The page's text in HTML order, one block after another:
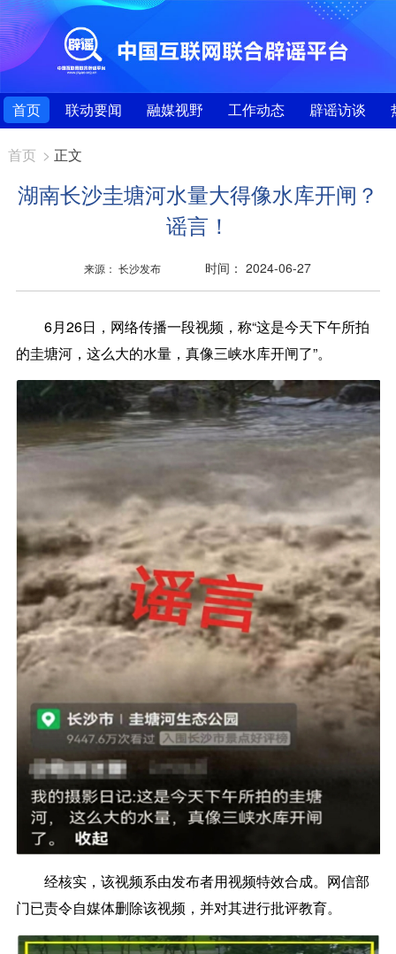
首页 联动要闻 融媒视野 工作动态 辟谣访谈
首页 > 正文
湖南长沙圭塘河水量大得像水库开闸？
谣言！
来源： 长沙发布 时间： 2024-06-27
6月26日，网络传播一段视频，称“这是今天下午所拍
的圭塘河，这么大的水量，真像三峡水库开闸了”。
经核实，该视频系由发布者用视频特效合成。网信部
门已责令自媒体删除该视频，并对其进行批评教育。